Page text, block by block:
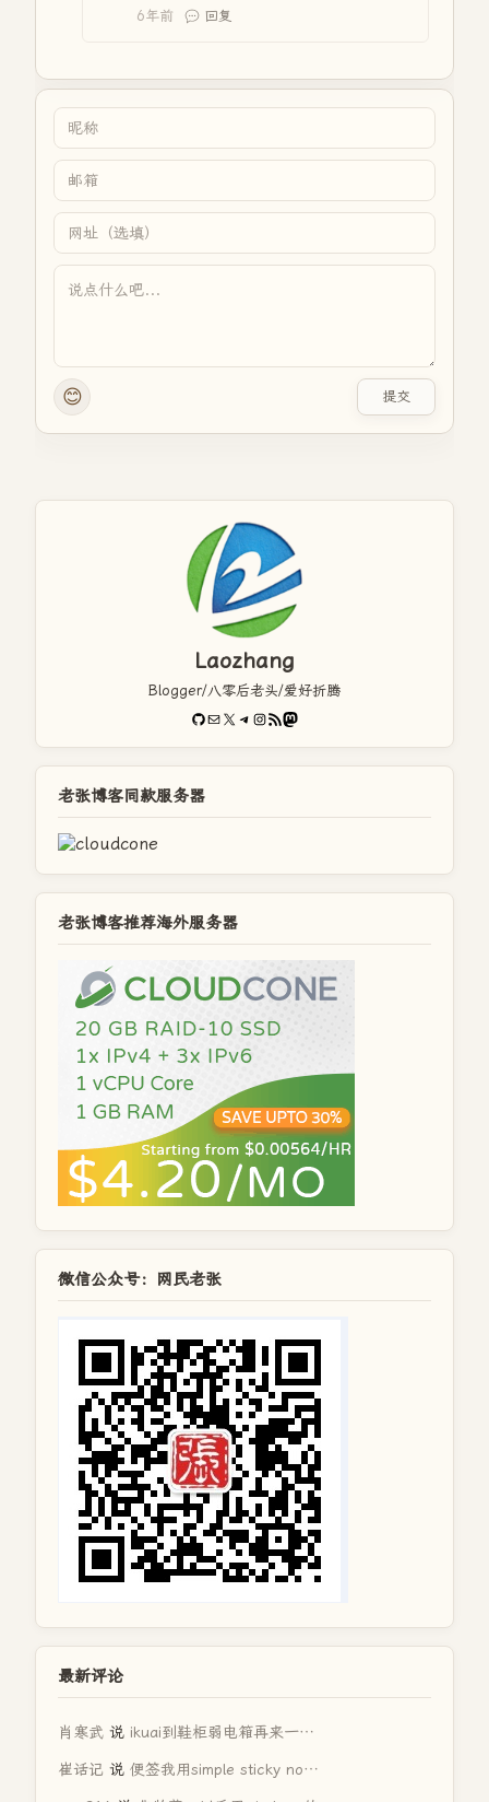
6年前 回复
😊 提交
Laozhang
Blogger/八零后老头/爱好折腾
GitHub
电子邮件X Telegram
Instagram
RSS FeedMastodon
老张博客同款服务器
老张博客推荐海外服务器
微信公众号：网民老张
最新评论
肖寒武 说 ikuai到鞋柜弱电箱再来一…
崔话记 说 便签我用simple sticky no…